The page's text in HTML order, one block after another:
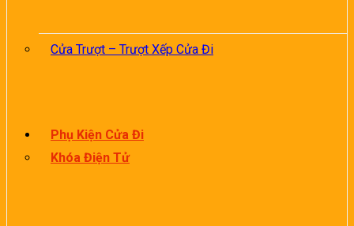
Cửa Trượt – Trượt Xếp Cửa Đi
Phụ Kiện Cửa Đi
Khóa Điện Tử